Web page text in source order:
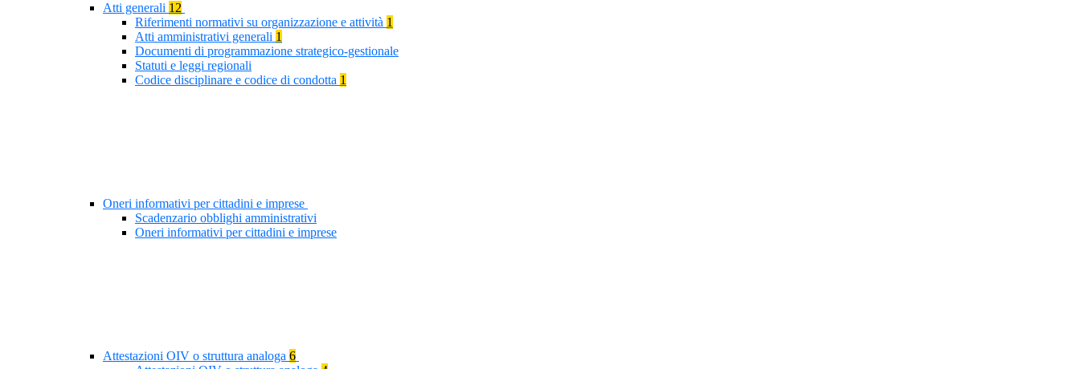
Atti generali 12
Riferimenti normativi su organizzazione e attività 1
Atti amministrativi generali 1
Documenti di programmazione strategico-gestionale
Statuti e leggi regionali
Codice disciplinare e codice di condotta 1
Oneri informativi per cittadini e imprese
Scadenzario obblighi amministrativi
Oneri informativi per cittadini e imprese
Attestazioni OIV o struttura analoga 6